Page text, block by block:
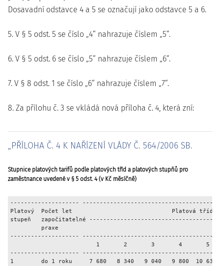
Dosavadní odstavce 4 a 5 se označují jako odstavce 5 a 6.
5. V § 5 odst. 5 se číslo „4“ nahrazuje číslem „5“.
6. V § 5 odst. 6 se číslo „5“ nahrazuje číslem „6“.
7. V § 8 odst. 1 se číslo „6“ nahrazuje číslem „7“.
8. Za přílohu č. 3 se vkládá nová příloha č. 4, která zní:
„PŘÍLOHA Č. 4 K NAŘÍZENÍ VLÁDY Č. 564/2006 SB.
Stupnice platových tarifů podle platových tříd a platových stupňů pro
zaměstnance uvedené v § 5 odst. 4 (v Kč měsíčně)
--------------------
Platový  Počet let                             Platová třída
stupeň   započitatelné
         praxe
--------------------
1       2       3       4       5
--------------------
1        do 1 roku     7 680   8 340   9 040   9 800  10 630